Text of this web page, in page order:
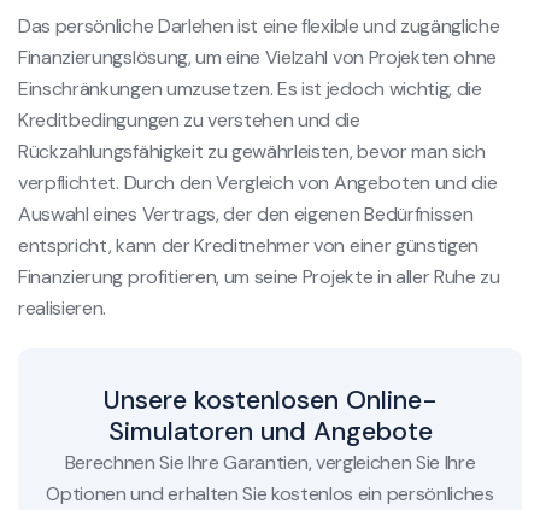
Das persönliche Darlehen ist eine flexible und zugängliche
Finanzierungslösung, um eine Vielzahl von Projekten ohne
Einschränkungen umzusetzen. Es ist jedoch wichtig, die
Kreditbedingungen zu verstehen und die
Rückzahlungsfähigkeit zu gewährleisten, bevor man sich
verpflichtet. Durch den Vergleich von Angeboten und die
Auswahl eines Vertrags, der den eigenen Bedürfnissen
entspricht, kann der Kreditnehmer von einer günstigen
Finanzierung profitieren, um seine Projekte in aller Ruhe zu
realisieren.
Unsere kostenlosen Online-
Simulatoren und Angebote
Berechnen Sie Ihre Garantien, vergleichen Sie Ihre
Optionen und erhalten Sie kostenlos ein persönliches